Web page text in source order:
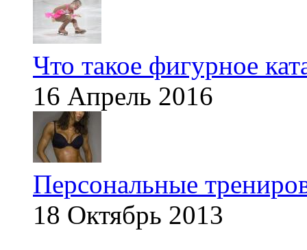
Что такое фигурное
16 Апрель 2016
Персональные
18 Октябрь 2013